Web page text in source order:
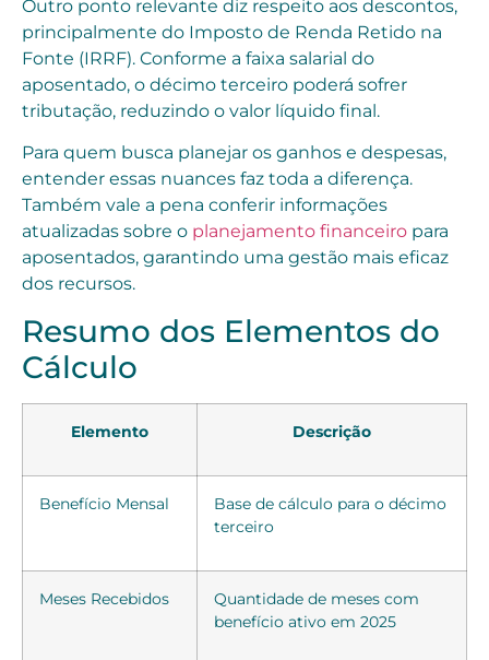
Outro ponto relevante diz respeito aos descontos,
principalmente do Imposto de Renda Retido na
Fonte (IRRF). Conforme a faixa salarial do
aposentado, o décimo terceiro poderá sofrer
tributação, reduzindo o valor líquido final.
Para quem busca planejar os ganhos e despesas,
entender essas nuances faz toda a diferença.
Também vale a pena conferir informações
atualizadas sobre o planejamento financeiro para
aposentados, garantindo uma gestão mais eficaz
dos recursos.
Resumo dos Elementos do
Cálculo
Elemento Descrição
Benefício Mensal
Base de cálculo para o décimo
terceiro
Meses Recebidos
Quantidade de meses com
benefício ativo em 2025